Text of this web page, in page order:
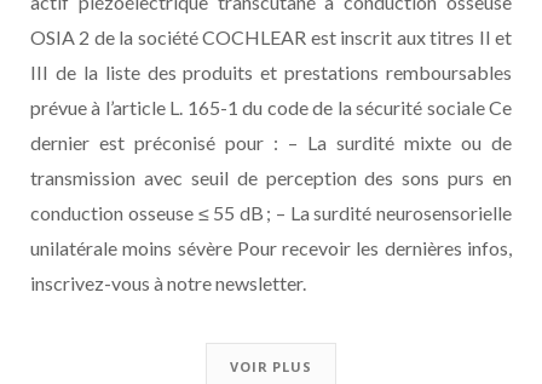
OSIA 2 de la société COCHLEAR est inscrit aux titres II et
III de la liste des produits et prestations remboursables
prévue à l’article L. 165-1 du code de la sécurité sociale Ce
dernier est préconisé pour : – La surdité mixte ou de
transmission avec seuil de perception des sons purs en
conduction osseuse ≤ 55 dB ; – La surdité neurosensorielle
unilatérale moins sévère Pour recevoir les dernières infos,
inscrivez-vous à notre newsletter.
VOIR PLUS